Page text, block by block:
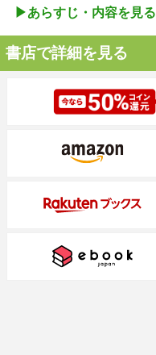
▶︎あらすじ・内容を見る
書店で詳細を見る